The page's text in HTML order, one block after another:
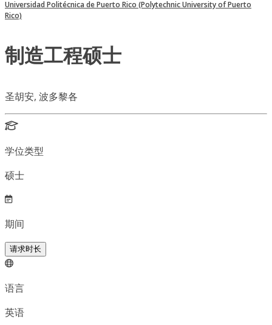
Universidad Politécnica de Puerto Rico (Polytechnic University of Puerto
Rico)
制造工程硕士
圣胡安, 波多黎各
学位类型
硕士
期间
请求时长
语言
英语